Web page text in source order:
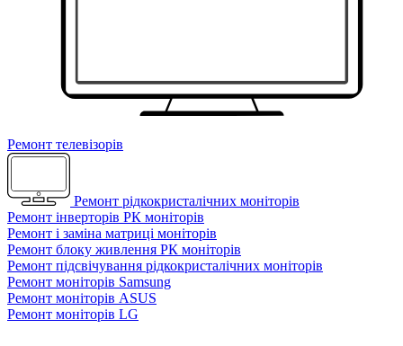
Ремонт телевізорів
Ремонт рідкокристалічних моніторів
Ремонт інверторів РК моніторів
Ремонт і заміна матриці моніторів
Ремонт блоку живлення РК моніторів
Ремонт підсвічування рідкокристалічних моніторів
Ремонт моніторів Samsung
Ремонт моніторів ASUS
Ремонт моніторів LG